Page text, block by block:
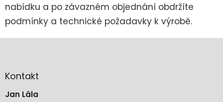
nabídku a po závazném objednání obdržíte
podmínky a technické požadavky k výrobě.
aKontakt
Jan Lála